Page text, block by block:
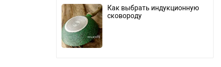
Как выбрать индукционную
сковороду